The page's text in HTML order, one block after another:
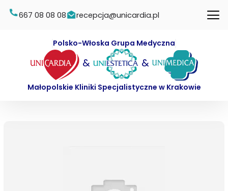
667 08 08 08 recepcja@unicardia.pl
Polsko-Włoska Grupa Medyczna
& &
Małopolskie Kliniki Specjalistyczne w Krakowie